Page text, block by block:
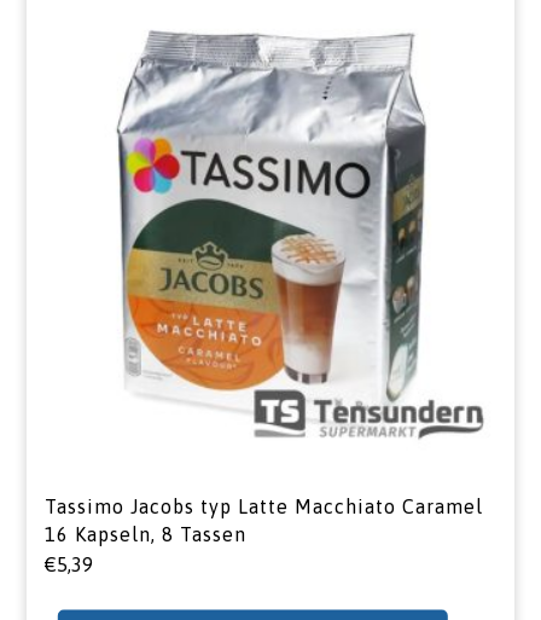
Tassimo Jacobs typ Latte Macchiato Caramel
16 Kapseln, 8 Tassen
€5,39